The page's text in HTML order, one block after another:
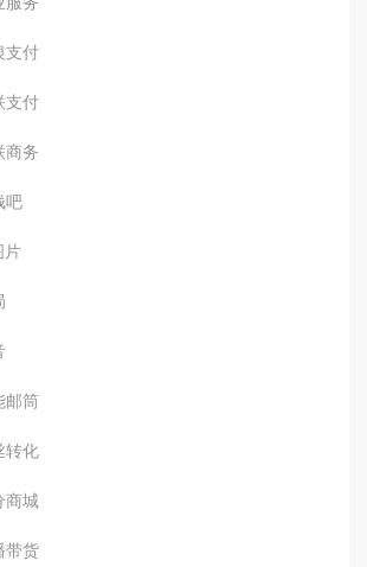
支付
支付
商务
吧
片
邮筒
转化
商城
带货